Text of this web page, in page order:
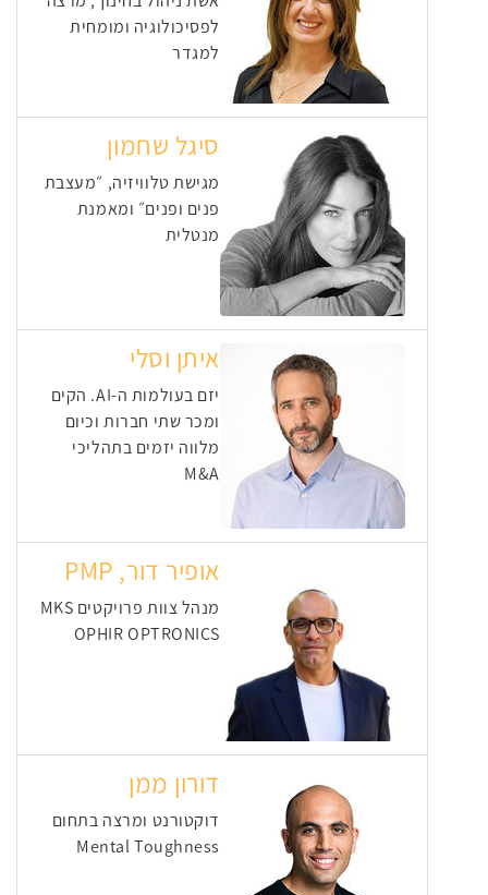
לפסיכולוגיה ומומחית
למגדר
סיגל שחמון
מגישת טלוויזיה, ״מעצבת
פנים ופנים״ ומאמנת
מנטלית
איתן וסלי
יזם בעולמות ה-AI. הקים
ומכר שתי חברות וכיום
מלווה יזמים בתהליכי
M&A
אופיר דור, PMP
מנהל צוות פרויקטים MKS
OPHIR OPTRONICS
דורון ממן
דוקטורנט ומרצה בתחום
Mental Toughness